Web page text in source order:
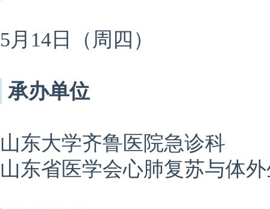
5月14日（周四）
承办单位
山东大学齐鲁医院急诊科
山东省医学会心肺复苏与体